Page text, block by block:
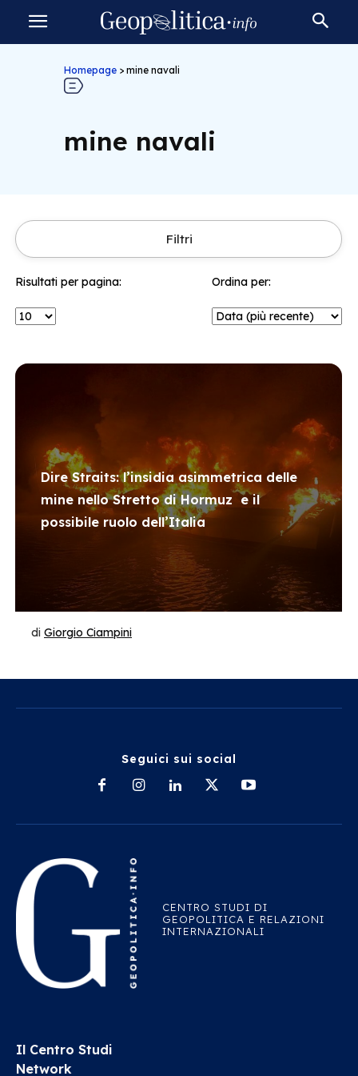
Homepage > mine navali
mine navali
Filtri
Risultati per pagina: Ordina per:
Dire Straits: l’insidia asimmetrica delle
mine nello Stretto di Hormuz e il
possibile ruolo dell’Italia
di Giorgio Ciampini
Seguici sui social
CENTRO STUDI DI
GEOPOLITICA E RELAZIONI
INTERNAZIONALI
Il Centro Studi
Network